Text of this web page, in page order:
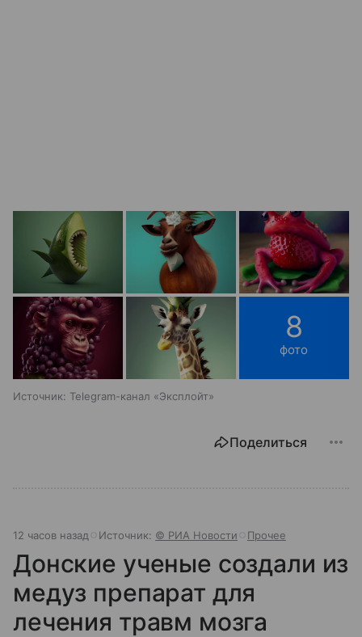
8
фото
Источник: Telegram-канал «Эксплойт»
Поделиться
12 часов назад Источник: © РИА Новости Прочее
Донские ученые создали из
медуз препарат для
лечения травм мозга